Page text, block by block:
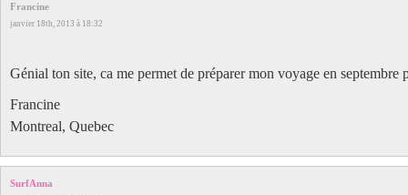
Francine
janvier 18th, 2013 à 18:32
Génial ton site, ca me permet de préparer mon voyage en septembre
Francine
Montreal, Quebec
SurfAnna